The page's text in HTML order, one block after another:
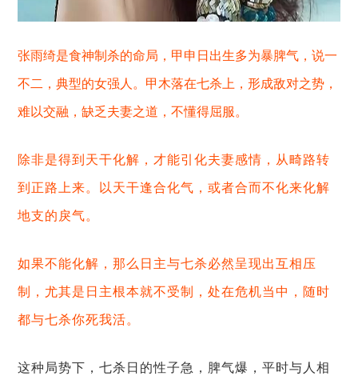
张雨绮是食神制杀的命局， 甲申日 出生多为暴脾气，说一
不二，典型的女强人。 甲木落在七杀上，形成敌对之势，
难以交融，缺乏夫妻之道 ，不懂得屈服 。
除非是得到天干化解，才能引化夫妻感情，从畸路转
到正路上来。以天干逢合化气，或者合而不化来化解
地支的戾气。
如果不能化解，那么日主与七杀必然呈现出互相压
制，尤其是日主根本就不受制，处在危机当中，随时
都与七杀你死我活。
这种局势下，七杀日的性子急，脾气爆，平时与人相